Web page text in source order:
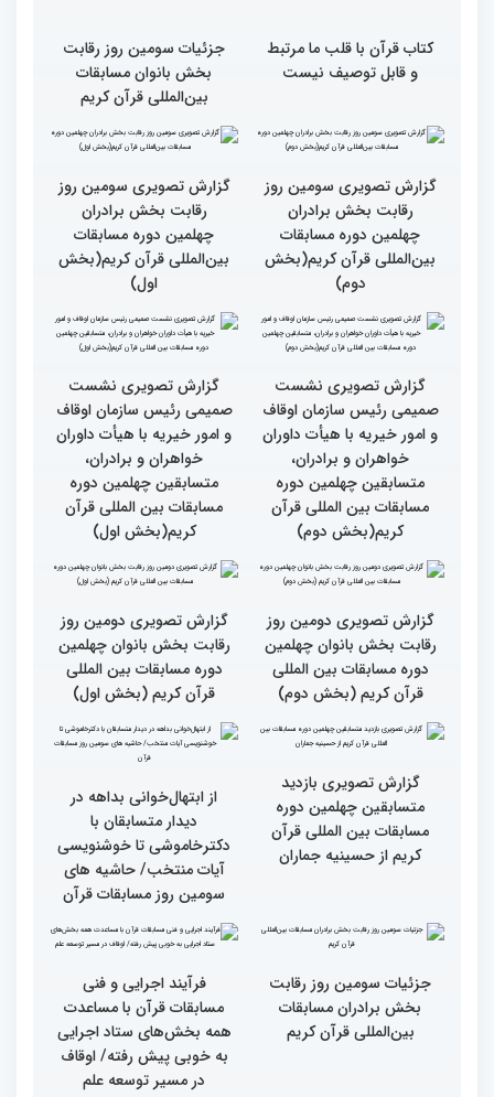
دوره مسابقات بین المللی
قران کریم (بخش اول)
سرلوحه امور خود قرار دهند
کتاب قرآن با قلب ما مرتبط
و قابل توصیف نیست
جزئیات سومین روز رقابت
بخش بانوان مسابقات
بین‌المللی قرآن کریم
گزارش تصویری سومین روز
رقابت بخش برادران
چهلمین دوره مسابقات
بین‌المللی قرآن کریم(بخش
دوم)
گزارش تصویری سومین روز
رقابت بخش برادران
چهلمین دوره مسابقات
بین‌المللی قرآن کریم(بخش
اول)
گزارش تصویری نشست
و امور خیریه با هیأت داوران
خواهران و برادران،
متسابقین چهلمین دوره
مسابقات بین المللی قرآن
کریم(بخش دوم)
گزارش تصویری نشست
و امور خیریه با هیأت داوران
خواهران و برادران،
متسابقین چهلمین دوره
مسابقات بین المللی قرآن
کریم(بخش اول)
گزارش تصویری دومین روز
رقابت بخش بانوان چهلمین
دوره مسابقات بین المللی
گزارش تصویری دومین روز
رقابت بخش بانوان چهلمین
دوره مسابقات بین المللی
قرآن کریم (بخش اول)
گزارش تصویری بازدید
متسابقین چهلمین دوره
مسابقات بین المللی قرآن
کریم از حسینیه جماران
از ابتهال‌خوانی بداهه در
دیدار متسابقان با
دکترخاموشی تا خوشنویسی
آیات منتخب/ حاشیه های
سومین روز مسابقات قرآن